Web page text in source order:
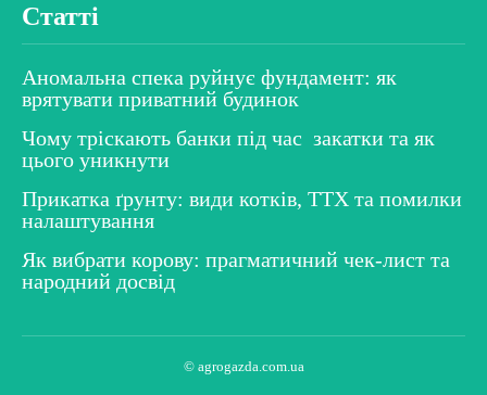
Статті
Аномальна спека руйнує фундамент: як
врятувати приватний будинок
Чому тріскають банки під час закатки та як
цього уникнути
Прикатка ґрунту: види котків, ТТХ та помилки
налаштування
Як вибрати корову: прагматичний чек-лист та
народний досвід
© agrogazda.com.ua